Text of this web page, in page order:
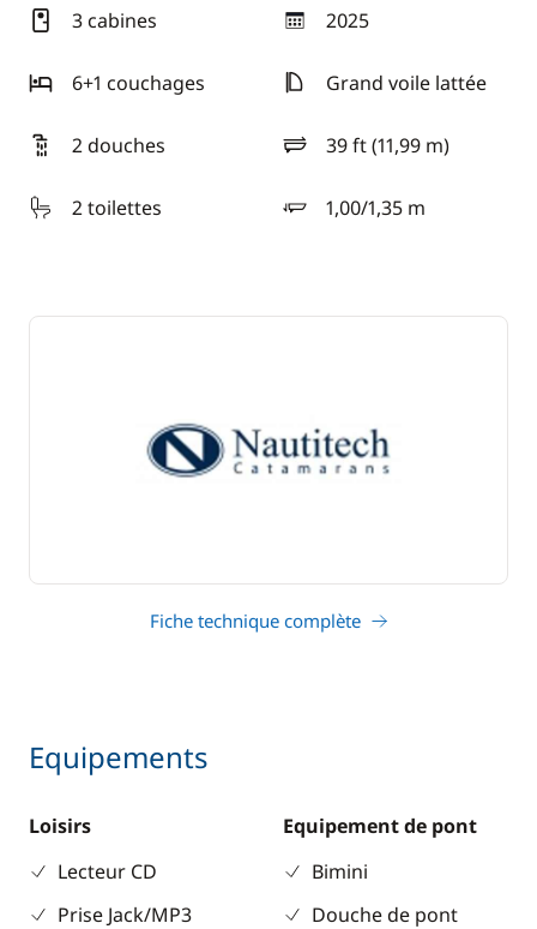
3 cabines 2025
année
6+1 couchages
Grand voile lattée
2 douches 39 ft (11,99 m)
longueur
2 toilettes
1,00/1,35 m
tirant d'eau
Fiche technique complète
Equipements
Loisirs
Lecteur CD
Prise Jack/MP3
Equipement de pont
Bimini
Douche de pont